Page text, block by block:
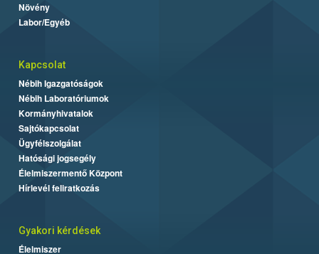
Növény
Labor/Egyéb
Kapcsolat
Nébih Igazgatóságok
Nébih Laboratóriumok
Kormányhivatalok
Sajtókapcsolat
Ügyfélszolgálat
Hatósági jogsegély
Élelmiszermentő Központ
Hírlevél feliratkozás
Gyakori kérdések
Élelmiszer